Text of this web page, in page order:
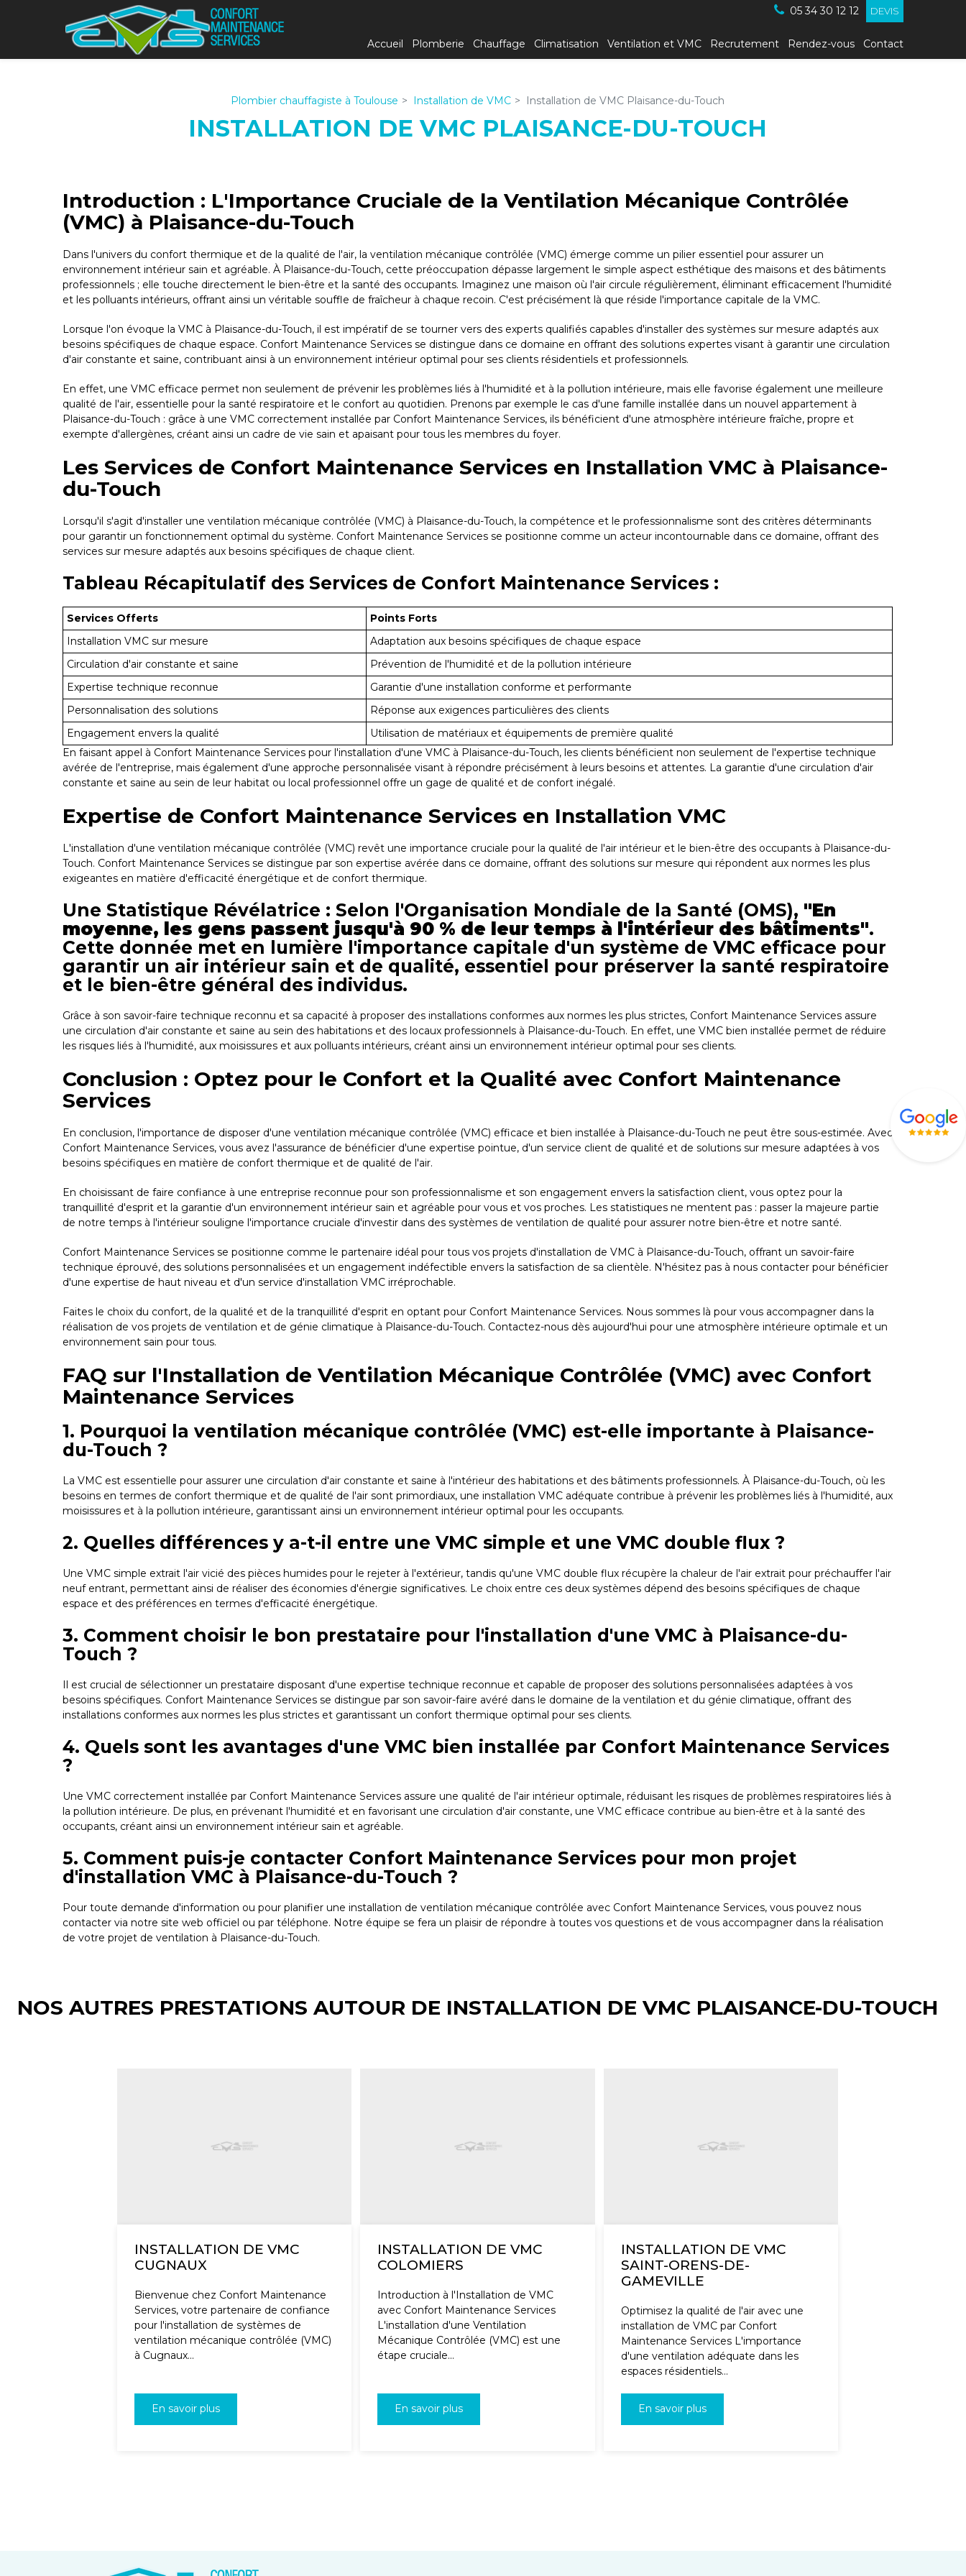
05 34 30 12 12 DEVIS
Accueil Plomberie Chauffage Climatisation Ventilation et VMC Recrutement Rendez-vous Contact
Plombier chauffagiste à Toulouse Installation de VMC Installation de VMC Plaisance-du-Touch
INSTALLATION DE VMC PLAISANCE-DU-TOUCH
Introduction : L'Importance Cruciale de la Ventilation Mécanique Contrôlée
(VMC) à Plaisance-du-Touch
Dans l'univers du confort thermique et de la qualité de l'air, la ventilation mécanique contrôlée (VMC) émerge comme un pilier essentiel pour assurer un
environnement intérieur sain et agréable. À Plaisance-du-Touch, cette préoccupation dépasse largement le simple aspect esthétique des maisons et des bâtiments
professionnels ; elle touche directement le bien-être et la santé des occupants. Imaginez une maison où l'air circule régulièrement, éliminant efficacement l'humidité
et les polluants intérieurs, offrant ainsi un véritable souffle de fraîcheur à chaque recoin. C'est précisément là que réside l'importance capitale de la VMC.
Lorsque l'on évoque la VMC à Plaisance-du-Touch, il est impératif de se tourner vers des experts qualifiés capables d'installer des systèmes sur mesure adaptés aux
besoins spécifiques de chaque espace. Confort Maintenance Services se distingue dans ce domaine en offrant des solutions expertes visant à garantir une circulation
d'air constante et saine, contribuant ainsi à un environnement intérieur optimal pour ses clients résidentiels et professionnels.
En effet, une VMC efficace permet non seulement de prévenir les problèmes liés à l'humidité et à la pollution intérieure, mais elle favorise également une meilleure
qualité de l'air, essentielle pour la santé respiratoire et le confort au quotidien. Prenons par exemple le cas d'une famille installée dans un nouvel appartement à
Plaisance-du-Touch : grâce à une VMC correctement installée par Confort Maintenance Services, ils bénéficient d'une atmosphère intérieure fraîche, propre et
exempte d'allergènes, créant ainsi un cadre de vie sain et apaisant pour tous les membres du foyer.
Les Services de Confort Maintenance Services en Installation VMC à Plaisance-
du-Touch
Lorsqu'il s'agit d'installer une ventilation mécanique contrôlée (VMC) à Plaisance-du-Touch, la compétence et le professionnalisme sont des critères déterminants
pour garantir un fonctionnement optimal du système. Confort Maintenance Services se positionne comme un acteur incontournable dans ce domaine, offrant des
services sur mesure adaptés aux besoins spécifiques de chaque client.
Tableau Récapitulatif des Services de Confort Maintenance Services :
Services Offerts
Points Forts
Installation VMC sur mesure
Adaptation aux besoins spécifiques de chaque espace
Circulation d'air constante et saine
Prévention de l'humidité et de la pollution intérieure
Expertise technique reconnue
Garantie d'une installation conforme et performante
Personnalisation des solutions
Réponse aux exigences particulières des clients
Engagement envers la qualité
Utilisation de matériaux et équipements de première qualité
En faisant appel à Confort Maintenance Services pour l'installation d'une VMC à Plaisance-du-Touch, les clients bénéficient non seulement de l'expertise technique
avérée de l'entreprise, mais également d'une approche personnalisée visant à répondre précisément à leurs besoins et attentes. La garantie d'une circulation d'air
constante et saine au sein de leur habitat ou local professionnel offre un gage de qualité et de confort inégalé.
Expertise de Confort Maintenance Services en Installation VMC
L'installation d'une ventilation mécanique contrôlée (VMC) revêt une importance cruciale pour la qualité de l'air intérieur et le bien-être des occupants à Plaisance-du-
Touch. Confort Maintenance Services se distingue par son expertise avérée dans ce domaine, offrant des solutions sur mesure qui répondent aux normes les plus
exigeantes en matière d'efficacité énergétique et de confort thermique.
Une Statistique Révélatrice : Selon l'Organisation Mondiale de la Santé (OMS), "En
moyenne, les gens passent jusqu'à 90 % de leur temps à l'intérieur des bâtiments".
Cette donnée met en lumière l'importance capitale d'un système de VMC efficace pour
garantir un air intérieur sain et de qualité, essentiel pour préserver la santé respiratoire
et le bien-être général des individus.
Grâce à son savoir-faire technique reconnu et sa capacité à proposer des installations conformes aux normes les plus strictes, Confort Maintenance Services assure
une circulation d'air constante et saine au sein des habitations et des locaux professionnels à Plaisance-du-Touch. En effet, une VMC bien installée permet de réduire
les risques liés à l'humidité, aux moisissures et aux polluants intérieurs, créant ainsi un environnement intérieur optimal pour ses clients.
Conclusion : Optez pour le Confort et la Qualité avec Confort Maintenance
Services
En conclusion, l'importance de disposer d'une ventilation mécanique contrôlée (VMC) efficace et bien installée à Plaisance-du-Touch ne peut être sous-estimée. Avec
Confort Maintenance Services, vous avez l'assurance de bénéficier d'une expertise pointue, d'un service client de qualité et de solutions sur mesure adaptées à vos
besoins spécifiques en matière de confort thermique et de qualité de l'air.
En choisissant de faire confiance à une entreprise reconnue pour son professionnalisme et son engagement envers la satisfaction client, vous optez pour la
tranquillité d'esprit et la garantie d'un environnement intérieur sain et agréable pour vous et vos proches. Les statistiques ne mentent pas : passer la majeure partie
de notre temps à l'intérieur souligne l'importance cruciale d'investir dans des systèmes de ventilation de qualité pour assurer notre bien-être et notre santé.
Confort Maintenance Services se positionne comme le partenaire idéal pour tous vos projets d'installation de VMC à Plaisance-du-Touch, offrant un savoir-faire
technique éprouvé, des solutions personnalisées et un engagement indéfectible envers la satisfaction de sa clientèle. N'hésitez pas à nous contacter pour bénéficier
d'une expertise de haut niveau et d'un service d'installation VMC irréprochable.
Faites le choix du confort, de la qualité et de la tranquillité d'esprit en optant pour Confort Maintenance Services. Nous sommes là pour vous accompagner dans la
réalisation de vos projets de ventilation et de génie climatique à Plaisance-du-Touch. Contactez-nous dès aujourd'hui pour une atmosphère intérieure optimale et un
environnement sain pour tous.
FAQ sur l'Installation de Ventilation Mécanique Contrôlée (VMC) avec Confort
Maintenance Services
1. Pourquoi la ventilation mécanique contrôlée (VMC) est-elle importante à Plaisance-
du-Touch ?
La VMC est essentielle pour assurer une circulation d'air constante et saine à l'intérieur des habitations et des bâtiments professionnels. À Plaisance-du-Touch, où les
besoins en termes de confort thermique et de qualité de l'air sont primordiaux, une installation VMC adéquate contribue à prévenir les problèmes liés à l'humidité, aux
moisissures et à la pollution intérieure, garantissant ainsi un environnement intérieur optimal pour les occupants.
2. Quelles différences y a-t-il entre une VMC simple et une VMC double flux ?
Une VMC simple extrait l'air vicié des pièces humides pour le rejeter à l'extérieur, tandis qu'une VMC double flux récupère la chaleur de l'air extrait pour préchauffer l'air
neuf entrant, permettant ainsi de réaliser des économies d'énergie significatives. Le choix entre ces deux systèmes dépend des besoins spécifiques de chaque
espace et des préférences en termes d'efficacité énergétique.
3. Comment choisir le bon prestataire pour l'installation d'une VMC à Plaisance-du-
Touch ?
Il est crucial de sélectionner un prestataire disposant d'une expertise technique reconnue et capable de proposer des solutions personnalisées adaptées à vos
besoins spécifiques. Confort Maintenance Services se distingue par son savoir-faire avéré dans le domaine de la ventilation et du génie climatique, offrant des
installations conformes aux normes les plus strictes et garantissant un confort thermique optimal pour ses clients.
4. Quels sont les avantages d'une VMC bien installée par Confort Maintenance Services
?
Une VMC correctement installée par Confort Maintenance Services assure une qualité de l'air intérieur optimale, réduisant les risques de problèmes respiratoires liés à
la pollution intérieure. De plus, en prévenant l'humidité et en favorisant une circulation d'air constante, une VMC efficace contribue au bien-être et à la santé des
occupants, créant ainsi un environnement intérieur sain et agréable.
5. Comment puis-je contacter Confort Maintenance Services pour mon projet
d'installation VMC à Plaisance-du-Touch ?
Pour toute demande d'information ou pour planifier une installation de ventilation mécanique contrôlée avec Confort Maintenance Services, vous pouvez nous
contacter via notre site web officiel ou par téléphone. Notre équipe se fera un plaisir de répondre à toutes vos questions et de vous accompagner dans la réalisation
de votre projet de ventilation à Plaisance-du-Touch.
NOS AUTRES PRESTATIONS AUTOUR DE INSTALLATION DE VMC PLAISANCE-DU-TOUCH
INSTALLATION DE VMC
CUGNAUX
Bienvenue chez Confort Maintenance
Services, votre partenaire de confiance
pour l'installation de systèmes de
ventilation mécanique contrôlée (VMC)
à Cugnaux...
En savoir plus
INSTALLATION DE VMC
COLOMIERS
Introduction à l'Installation de VMC
avec Confort Maintenance Services
L'installation d'une Ventilation
Mécanique Contrôlée (VMC) est une
étape cruciale...
En savoir plus
INSTALLATION DE VMC
SAINT-ORENS-DE-
GAMEVILLE
Optimisez la qualité de l'air avec une
installation de VMC par Confort
Maintenance Services L'importance
d'une ventilation adéquate dans les
espaces résidentiels...
En savoir plus
Panneau de gestion des cookies